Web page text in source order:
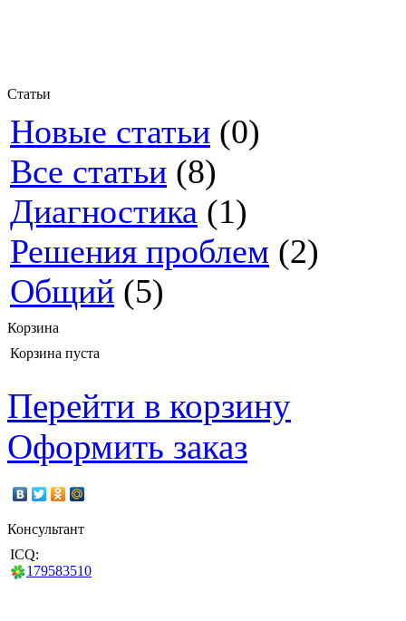
Статьи
Новые статьи (0)
Все статьи (8)
Диагностика (1)
Решения проблем (2)
Общий (5)
Корзина
Корзина пуста
Перейти в корзину
Оформить заказ
Консультант
ICQ:
179583510